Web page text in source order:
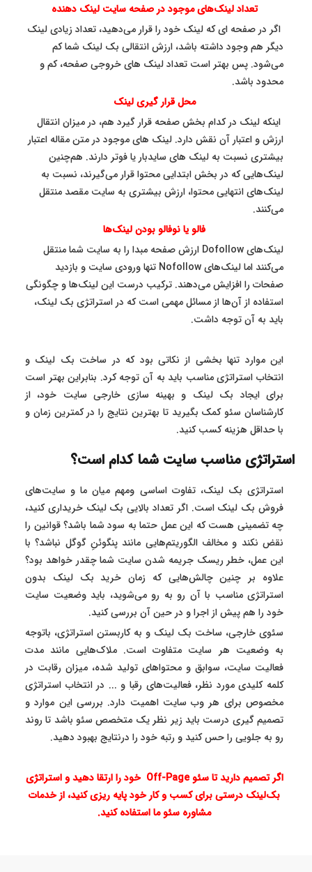
تعداد لینک‌های موجود در صفحه سایت لینک دهنده
اگر در صفحه ای که لینک خود را قرار می‌دهید، تعداد زیادی لینک
دیگر هم وجود داشته باشد، ارزش انتقالی بک لینک شما کم
می‌شود. پس بهتر است تعداد لینک های خروجی صفحه، کم و
محدود باشد.
محل قرار گیری لینک
اینکه لینک در کدام بخش صفحه قرار گیرد هم، در میزان انتقال
ارزش و اعتبار آن نقش دارد. لینک های موجود در متن مقاله اعتبار
بیشتری نسبت به لینک های سایدبار یا فوتر دارند. هم‌چنین
لینک‌هایی که در بخش ابتدایی محتوا قرار می‌گیرند، نسبت به
لینک‌های انتهایی محتوا، ارزش بیشتری به سایت مقصد منتقل
می‌کنند.
فالو یا نوفالو بودن لینک‌ها
لینک‌های Dofollow ارزش صفحه مبدا را به سایت شما منتقل
می‌کنند اما لینک‌های Nofollow تنها ورودی سایت و بازدید
صفحات را افزایش می‌دهند. ترکیب درست این لینک‌ها و چگونگی
استفاده از آن‌ها از مسائل مهمی است که در استراتژی بک لینک،
باید به آن توجه داشت.
این موارد تنها بخشی از نکاتی بود که در ساخت بک لینک و
انتخاب استراتژی مناسب باید به آن توجه کرد. بنابراین بهتر است
برای ایجاد بک لینک و بهینه سازی خارجی سایت خود، از
کارشناسان سئو کمک بگیرید تا بهترین نتایج را در کمترین زمان و
با حداقل هزینه کسب کنید.
استراتژی مناسب سایت شما کدام است؟
استراتژی بک لینک، تفاوت اساسی ومهم میان ما و سایت‌های
فروش بک لینک است. اگر تعداد بالایی بک لینک خریداری کنید،
چه تضمینی هست که این عمل حتما به سود شما باشد؟ قوانین را
نقض نکند و مخالف الگوریتم‌هایی مانند پنگوئنِ گوگل نباشد؟ با
این عمل، خطر ریسک جریمه شدن سایت شما چقدر خواهد بود؟
علاوه بر چنین چالش‌هایی که زمان خرید بک لینک بدون
استراتژی مناسب با آن رو به رو می‌شوید، باید وضعیت سایت
خود را هم پیش از اجرا و در حین آن بررسی کنید.
سئوی خارجی، ساخت بک لینک و به کاربستن استراتژی، باتوجه
به وضعیت هر سایت متفاوت است. ملاک‌هایی مانند مدت
فعالیت سایت، سوابق و محتواهای تولید شده، میزان رقابت در
کلمه کلیدی مورد نظر، فعالیت‌های رقبا و ... در انتخاب استراتژی
مخصوص برای هر وب سایت اهمیت دارد. بررسی این موارد و
تصمیم گیری درست باید زیر نظر یک متخصص سئو باشد تا روند
رو به جلویی را حس کنید و رتبه خود را درنتایج بهبود دهید.
اگر تصمیم دارید تا سئوOff-Page خود را ارتقا دهید و استراتژی
بک‌لینک درستی برای کسب و کار خود پایه ریزی کنید، از خدمات
مشاوره سئو ما استفاده کنید.